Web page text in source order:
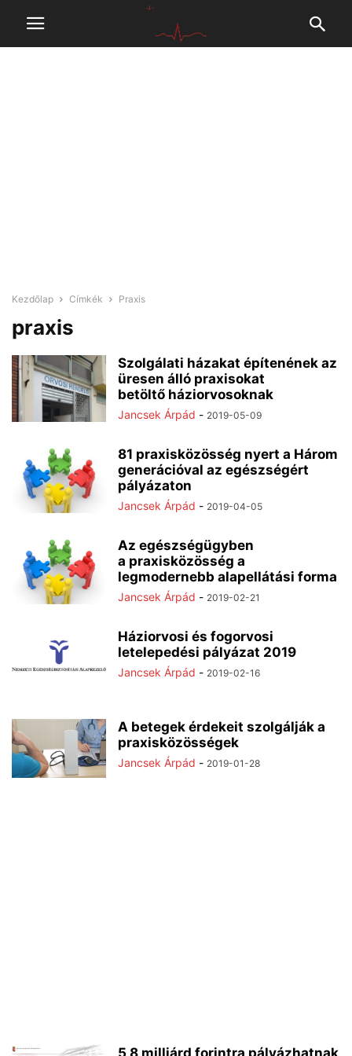
Kezdőlap Címkék Praxis
praxis
Szolgálati házakat építenének az
üresen álló praxisokat
betöltő háziorvosoknak
Jancsek Árpád - 2019-05-09
81 praxisközösség nyert a Három
generációval az egészségért
pályázaton
Jancsek Árpád - 2019-04-05
Az egészségügyben
a praxisközösség a
legmodernebb alapellátási forma
Jancsek Árpád - 2019-02-21
Háziorvosi és fogorvosi
letelepedési pályázat 2019
Jancsek Árpád - 2019-02-16
A betegek érdekeit szolgálják a
praxisközösségek
Jancsek Árpád - 2019-01-28
5,8 milliárd forintra pályázhatnak